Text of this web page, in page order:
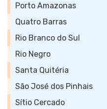
Porto Amazonas
Quatro Barras
Rio Branco do Sul
Rio Negro
Santa Quitéria
São José dos Pinhais
Sítio Cercado